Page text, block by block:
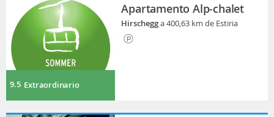
9.5 Extraordinario
Apartamento Alp-chalet
Hirschegga 400,63 km de Estiria